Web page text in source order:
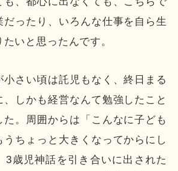
だったり、いろんな仕事を自ら生
いと思ったんです。
さい頃は託児もなく、終日まる
、しかも経営なんて勉強したこと
た。周囲からは「こんなに子ども
うちょっと大きくなってからにし
3歳児神話を引き合いに出された